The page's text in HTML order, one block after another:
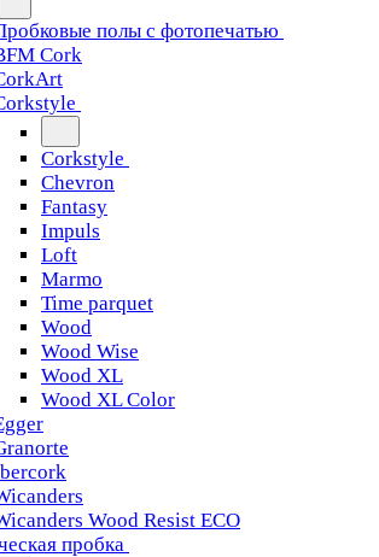
полы с фотопечатью
Cork
Corkstyle
Chevron
Fantasy
Impuls
Loft
Marmo
Time parquet
Wood
Wood Wise
Wood XL
Wood XL Color
Wood Resist ECO
пробка